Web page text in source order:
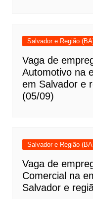
Salvador e Região
Vaga de
Automotivo na
em Salvador e
(05/09)
Salvador e Região
Vaga de
Comercial na
Salvador e